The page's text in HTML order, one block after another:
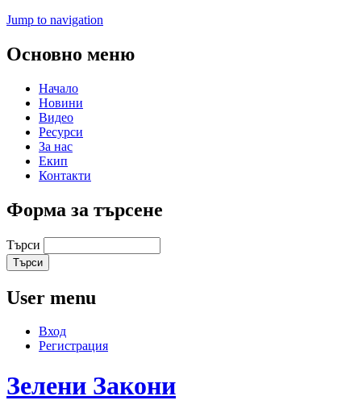
Jump to navigation
Основно меню
Начало
Новини
Видео
Ресурси
За нас
Екип
Контакти
Форма за търсене
Търси
User menu
Вход
Регистрация
Зелени Закони